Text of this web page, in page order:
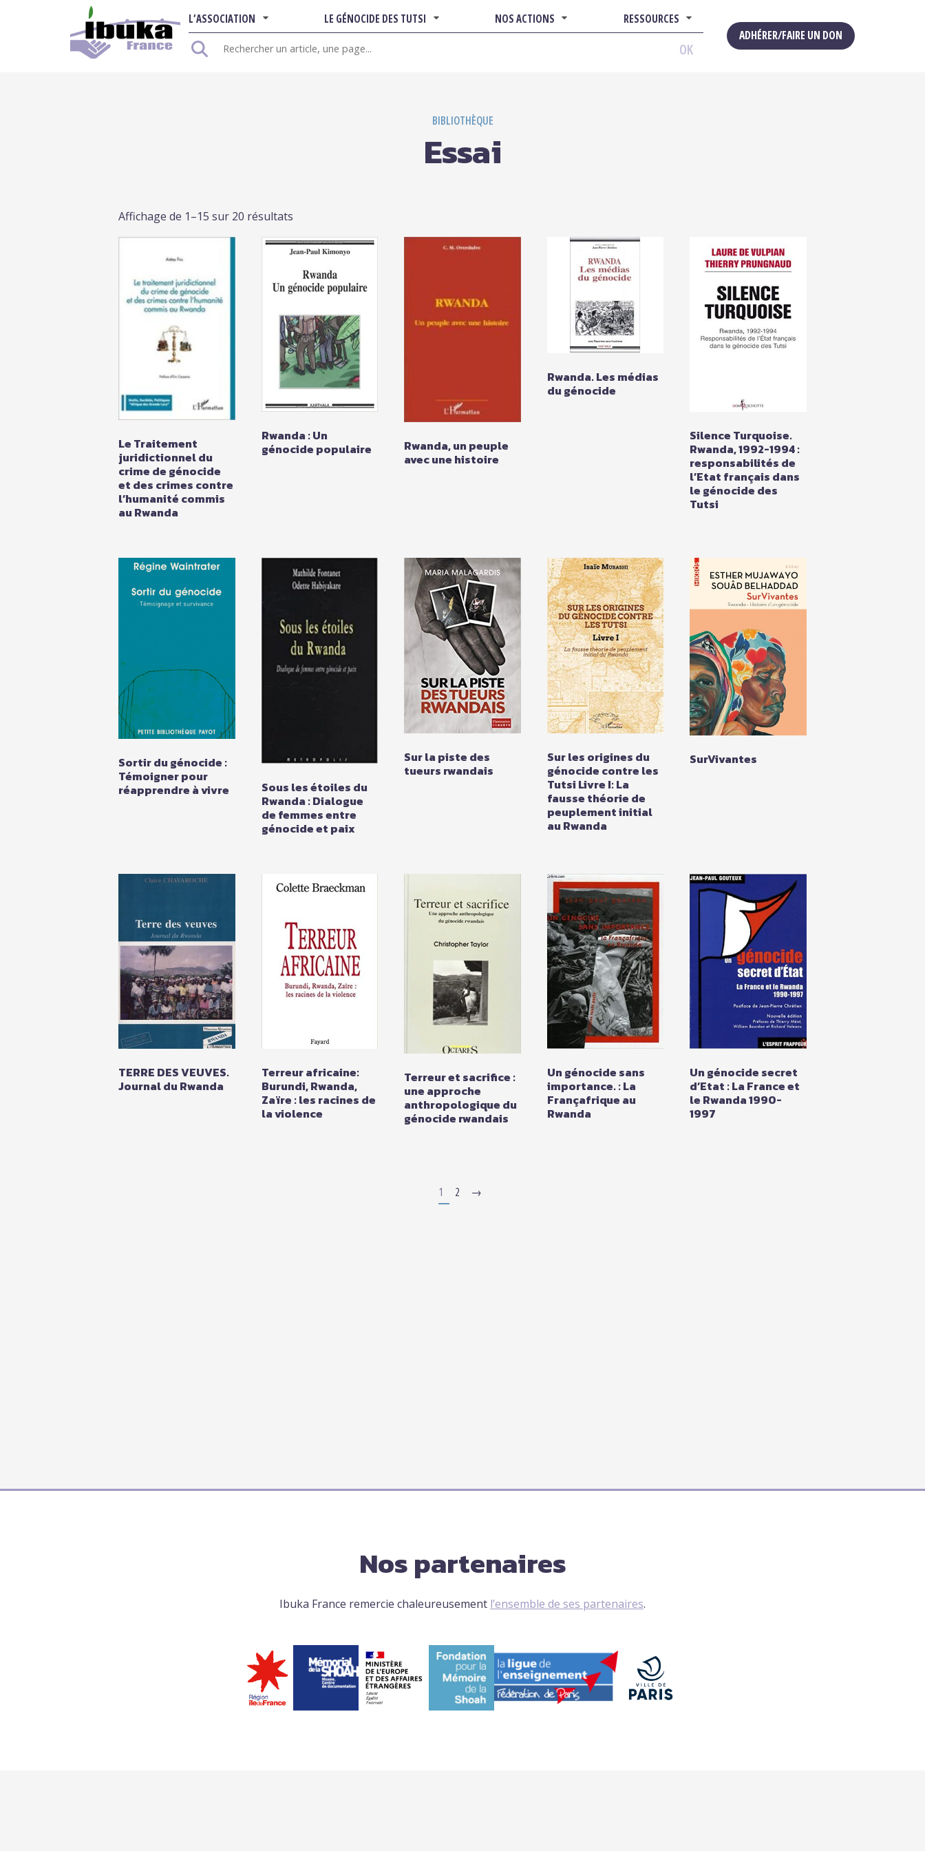
L’ASSOCIATION LE GÉNOCIDE DES TUTSI NOS ACTIONS RESSOURCES
Rechercher
OK
ADHÉRER/FAIRE UN DON
BIBLIOTHÈQUE
Essai
Affichage de 1–15 sur 20 résultats
Le Traitement
juridictionnel du
crime de génocide
et des crimes contre
l’humanité commis
au Rwanda
Rwanda : Un
génocide populaire
Rwanda, un peuple
avec une histoire
Rwanda. Les médias
du génocide
Silence Turquoise.
Rwanda, 1992-1994 :
responsabilités de
l’Etat français dans
le génocide des
Tutsi
Sortir du génocide :
Témoigner pour
réapprendre à vivre
Sous les étoiles du
Rwanda : Dialogue
de femmes entre
génocide et paix
Sur la piste des
tueurs rwandais
Sur les origines du
génocide contre les
Tutsi Livre I: La
fausse théorie de
peuplement initial
au Rwanda
SurVivantes
TERRE DES VEUVES.
Journal du Rwanda
Terreur africaine:
Burundi, Rwanda,
Zaïre : les racines de
la violence
Terreur et sacrifice :
une approche
anthropologique du
génocide rwandais
Un génocide sans
importance. : La
Françafrique au
Rwanda
Un génocide secret
d’Etat : La France et
le Rwanda 1990-
1997
1 2 →
Nos partenaires
Ibuka France remercie chaleureusement l’ensemble de ses partenaires.